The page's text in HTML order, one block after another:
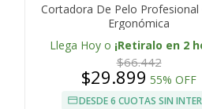
Cortadora De Pelo Profesional
Ergonómica
Llega Hoy o ¡Retiralo en 2
$66.442
$29.899 55% OFF
DESDE 6 CUOTAS SIN